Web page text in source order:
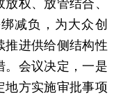
权、放管结合、
减负，为大众创
推进供给侧结构性
。会议决定，一是
地方实施审批事项